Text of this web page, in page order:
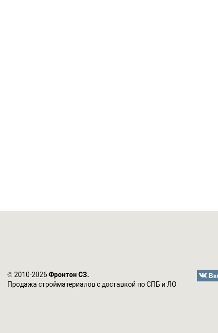
© 2010-2026Фронтон СЗ.
Продажа стройматериалов с доставкой по СПБ и ЛО